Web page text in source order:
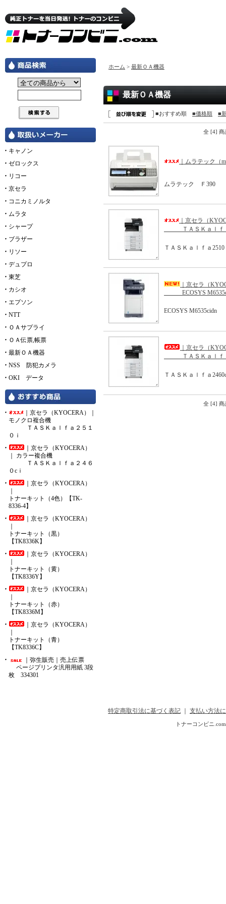
キャノン
ゼロックス
リコー
京セラ
コニカミノルタ
ムラタ
シャープ
ブラザー
リソー
デュプロ
東芝
カシオ
エプソン
NTT
ＯＡサプライ
ＯＡ伝票,帳票
最新ＯＡ機器
NSS 防犯カメラ
OKI データ
｜京セラ（KYOCERA）｜
モノクロ複合機
ＴＡＳＫａｌｆａ２５１
０ｉ
｜京セラ（KYOCERA）
｜ カラー複合機
ＴＡＳＫａｌｆａ２４６
０cｉ
｜京セラ（KYOCERA）
トナーキット（4色）【TK-
8336-4】
｜京セラ（KYOCERA）
トナーキット（黒）
【TK8336K】
｜京セラ（KYOCERA）
トナーキット（黄）
【TK8336Y】
｜京セラ（KYOCERA）
トナーキット（赤）
【TK8336M】
｜京セラ（KYOCERA）
トナーキット（青）
【TK8336C】
｜弥生販売｜売上伝票
ページプリンタ汎用用紙 3段
枚 334301
ホーム > 最新ＯＡ機器
最新ＯＡ機器
■おすすめ順 ■価格順 ■
全 [4] 商
｜ムラテック
ムラテック Ｆ390
｜京セラ（
ＴＡＳＫａｌｆ
ＴＡＳＫａｌｆａ2510
｜京セラ（
ECOSYS
ECOSYS M6535cidn
｜京セラ（
ＴＡＳＫａｌｆ
ＴＡＳＫａｌｆａ
全 [4] 商
特定商取引法に基づく表記 支払い方法
トナーコンビニ